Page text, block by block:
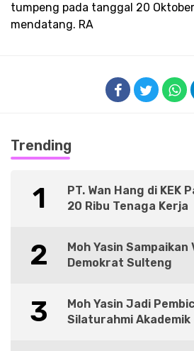
tumpeng pada tanggal 20
mendatang. RA
Trending
1
PT. Wan Hang di KEK
20 Ribu Tenaga Kerja
2
Moh Yasin Sampaikan
Demokrat Sulteng
3
Moh Yasin Jadi
Silaturahmi Akademik